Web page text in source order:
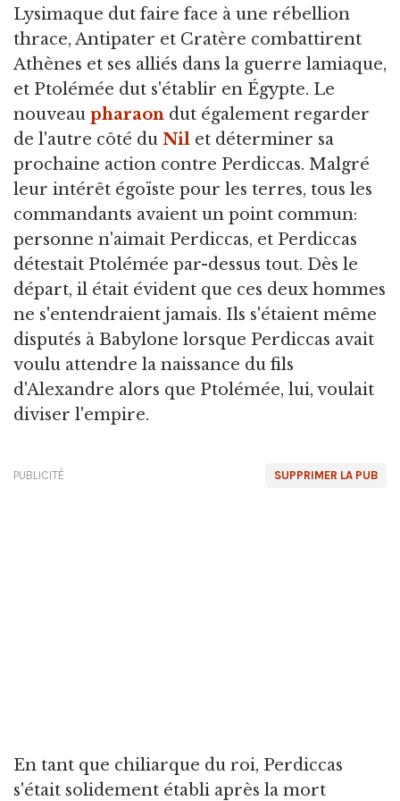
Lysimaque dut faire face à une rébellion
thrace, Antipater et Cratère combattirent
Athènes et ses alliés dans la guerre lamiaque,
et Ptolémée dut s'établir en Égypte. Le
nouveau pharaon dut également regarder
de l'autre côté du Nil et déterminer sa
prochaine action contre Perdiccas. Malgré
leur intérêt égoïste pour les terres, tous les
commandants avaient un point commun:
personne n'aimait Perdiccas, et Perdiccas
détestait Ptolémée par-dessus tout. Dès le
départ, il était évident que ces deux hommes
ne s'entendraient jamais. Ils s'étaient même
disputés à Babylone lorsque Perdiccas avait
voulu attendre la naissance du fils
d'Alexandre alors que Ptolémée, lui, voulait
diviser l'empire.
SUPPRIMER LA PUB
PUBLICITÉ
En tant que chiliarque du roi, Perdiccas
s'était solidement établi après la mort